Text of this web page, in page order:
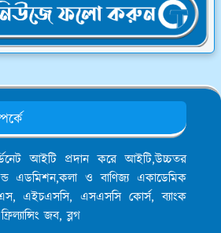
আইটি প্রদান করে আইটি,উচ্চতর
এডমিশন,কলা ও বাণিজ্য একাডেমিক
এইচএসসি, এসএসসি কোর্স, ব্যাংক
জব, ব্লগ